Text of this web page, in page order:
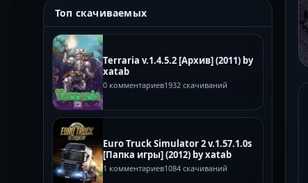
Топ скачиваемых
Terraria v.1.4.5.2 [Архив] (2011) by
xatab
0 комментариев1932 скачиваний
Euro Truck Simulator 2 v.1.57.1.0s
[Папка игры] (2012) by xatab
1 комментариев1084 скачиваний